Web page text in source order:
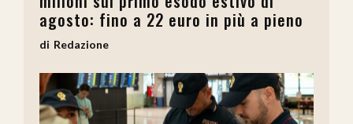
agosto: fino a 22 euro in più a pieno
Redazione